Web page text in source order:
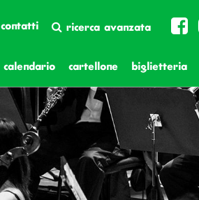
contatti ricerca avanzata
calendario cartellone biglietteria